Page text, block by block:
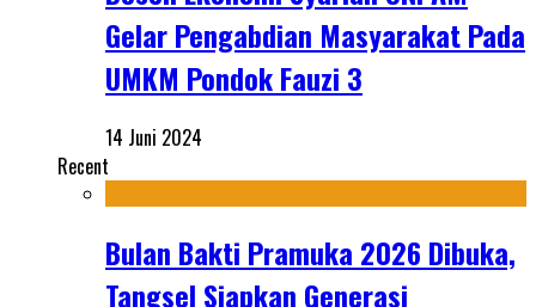
Gelar Pengabdian Masyarakat Pada
UMKM Pondok Fauzi 3
14 Juni 2024
Recent
Bulan Bakti Pramuka 2026 Dibuka,
Tangsel Siapkan Generasi